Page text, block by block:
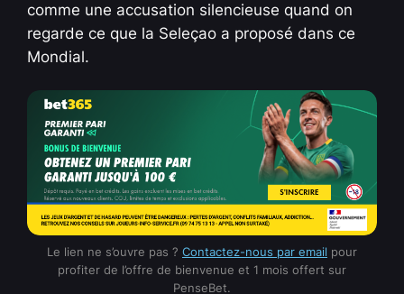
comme une accusation silencieuse quand on
regarde ce que la Seleçao a proposé dans ce
Mondial.
Le lien ne s’ouvre pas ? Contactez-nous par email pour
profiter de l’offre de bienvenue et 1 mois offert sur
PenseBet.